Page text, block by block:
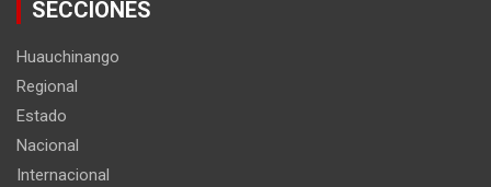
SECCIONES
Huauchinango
Regional
Estado
Nacional
Internacional